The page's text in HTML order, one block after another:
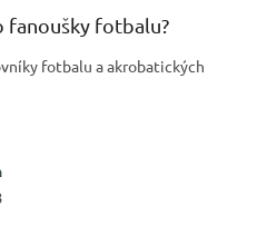
fanoušky fotbalu?
fotbalu a akrobatických